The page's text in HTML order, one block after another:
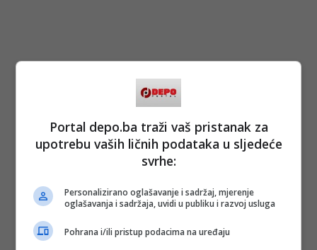
Portal depo.ba traži vaš pristanak za
upotrebu vaših ličnih podataka u sljedeće
svrhe:
Personalizirano oglašavanje i sadržaj, mjerenje
oglašavanja i sadržaja, uvidi u publiku i razvoj usluga
Pohrana i/ili pristup podacima na uređaju